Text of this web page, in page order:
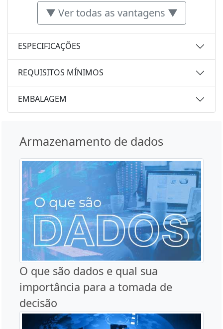
▼ Ver todas as vantagens ▼
ESPECIFICAÇÕES
REQUISITOS MÍNIMOS
EMBALAGEM
Armazenamento de dados
O que são dados e qual sua
importância para a tomada de
decisão